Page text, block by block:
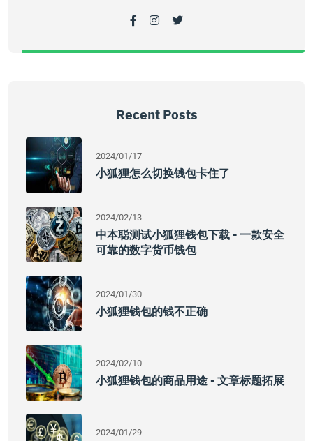
Recent Posts
2024/01/17
小狐狸怎么切换钱包卡住了
2024/02/13
中本聪测试小狐狸钱包下载 - 一款安全
可靠的数字货币钱包
2024/01/30
小狐狸钱包的钱不正确
2024/02/10
小狐狸钱包的商品用途 - 文章标题拓展
2024/01/29